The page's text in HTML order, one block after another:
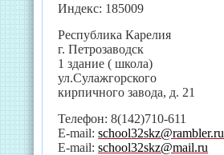
Индекс: 185009
Республика Карелия
г. Петрозаводск
1 здание ( школа)
ул.Сулажгорского
кирпичного завода, д. 21
Телефон: 8(142)710-611
E-mail:school32skz@rambler.ru
E-mail:school32skz@mail.ru